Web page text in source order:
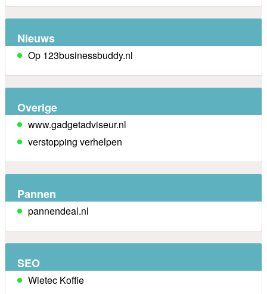
Nieuws
Op 123businessbuddy.nl
Overige
www.gadgetadviseur.nl
verstopping verhelpen
Pannen
pannendeal.nl
SEO
Wietec Koffie